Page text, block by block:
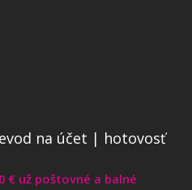
na účet | hotovosť
€ už poštovné a balné